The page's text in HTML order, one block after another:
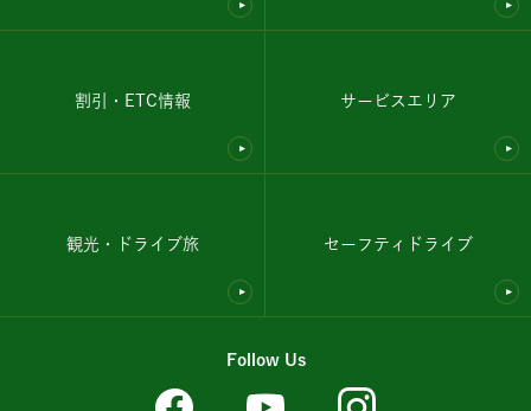
割引・ETC情報 サービスエリア
観光・ドライブ旅 セーフティドライブ
Follow Us